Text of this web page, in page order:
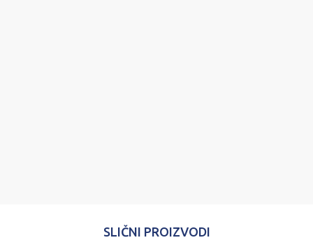
SLIČNI PROIZVODI